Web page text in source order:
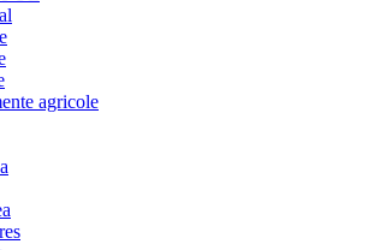
agricole